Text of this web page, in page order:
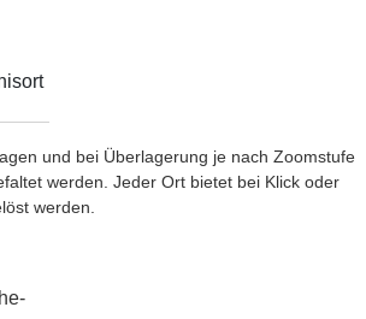
und bei Überlagerung je nach Zoomstufe
werden. Jeder Ort bietet bei Klick oder
werden.